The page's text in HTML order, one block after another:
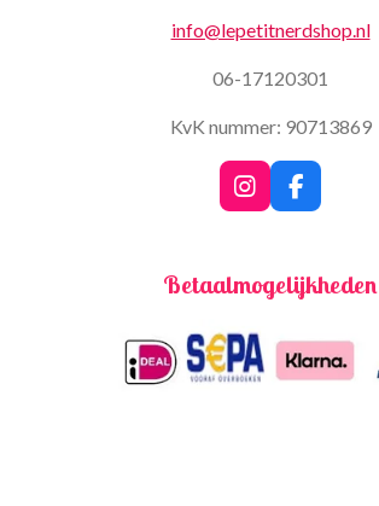
info@lepetitnerdshop.nl
06-17120301
KvK nummer: 90713869
I
n
a
r
a
m
F
a
b
k
Betaalmogelijkheden